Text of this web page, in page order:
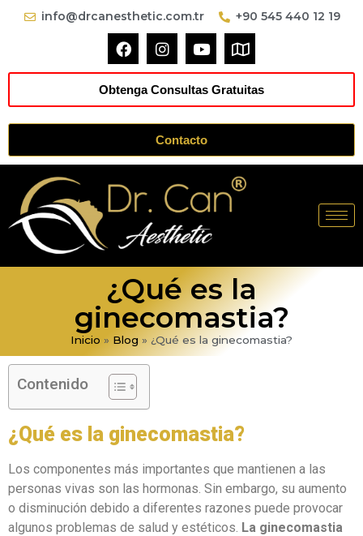
info@drcanesthetic.com.tr +90 545 440 12 19
Obtenga Consultas Gratuitas
Contacto
¿Qué es la
ginecomastia?
Inicio » Blog » ¿Qué es la ginecomastia?
Contenido
¿Qué es la ginecomastia?
Los componentes más importantes que mantienen a las
personas vivas son las hormonas. Sin embargo, su aumento
o disminución debido a diferentes razones puede provocar
algunos problemas de salud y estéticos. La ginecomastia